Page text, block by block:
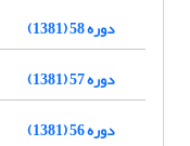
دوره 58 (1381)
دوره 57 (1381)
دوره 56 (1381)